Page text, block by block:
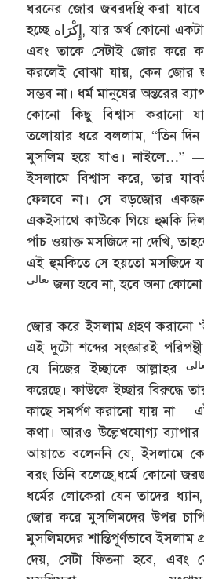
ধরনের জোর জবরদস্থি করা
হচ্ছে إِكْرَاه, যার অর্থ কোনো একটা ব্যাপার কেউ ঘৃণা করে,
এবং তাকে সেটাই জোর করে
করলেই বোঝা যায়, কেন জোর
সম্ভব না। ধর্ম মানুষের অন্তরের
কোনো কিছু বিশ্বাস করানো
তলোয়ার ধরে বললাম, “তিন
মুসলিম হয়ে যাও। নাইলে…” —
ইসলামে বিশ্বাস করে, তার
ফেলবে না। সে বড়জোর একজন
একইসাথে কাউকে গিয়ে হুমকি
পাঁচ ওয়াক্ত মসজিদে না দেখি,
এই হুমকিতে সে হয়তো মসজিদে
تعالى জন্য হবে না, হবে অন্য কোনো
জোর করে ইসলাম গ্রহণ করানো
এই দুটো শব্দের সংজ্ঞারই
যে নিজের ইচ্ছাকে আল্লাহর
করেছে। কাউকে ইচ্ছার বিরুদ্ধে
কাছে সমর্পণ করানো যায় না
কথা। আরও উল্লেখযোগ্য
আয়াতে বলেননি যে, ইসলামে
বরং তিনি বলেছে,ধর্মে কোনো
ধর্মের লোকেরা যেন তাদের ধ্যান,
জোর করে মুসলিমদের উপর
মুসলিমদের শান্তিপূর্ণভাবে ইসলাম
দেয়, সেটা ফিতনা হবে, এবং